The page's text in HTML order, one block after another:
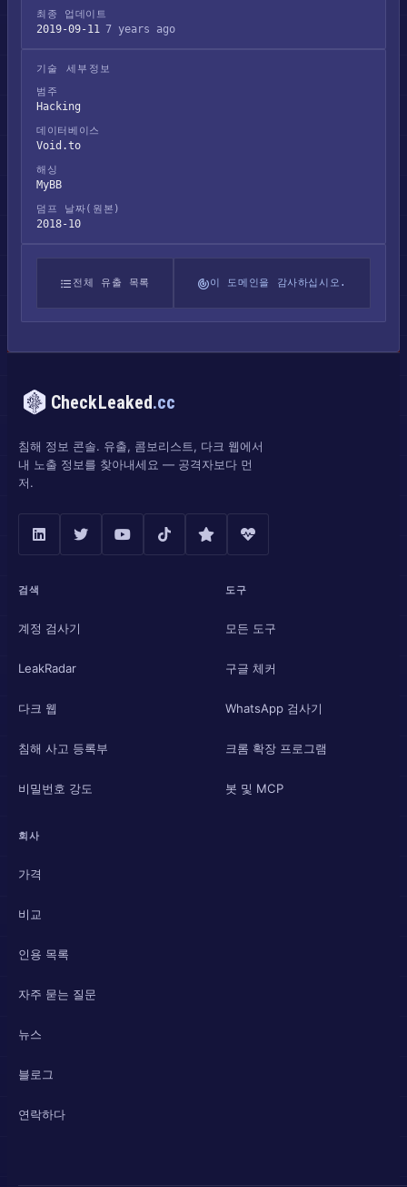
최종 업데이트
2019-09-11 7 years ago
기술 세부정보
범주
Hacking
데이터베이스
Void.to
해싱
MyBB
덤프 날짜(원본)
2018-10
전체 유출 목록 이 도메인을 감사하십시오.
CheckLeaked.cc
침해 정보 콘솔. 유출, 콤보리스트, 다크 웹에서
내 노출 정보를 찾아내세요 — 공격자보다 먼
저.
검색
계정 검사기
LeakRadar
다크 웹
침해 사고 등록부
비밀번호 강도
도구
모든 도구
구글 체커
WhatsApp 검사기
크롬 확장 프로그램
봇 및 MCP
회사
가격
비교
인용 목록
자주 묻는 질문
뉴스
블로그
연락하다